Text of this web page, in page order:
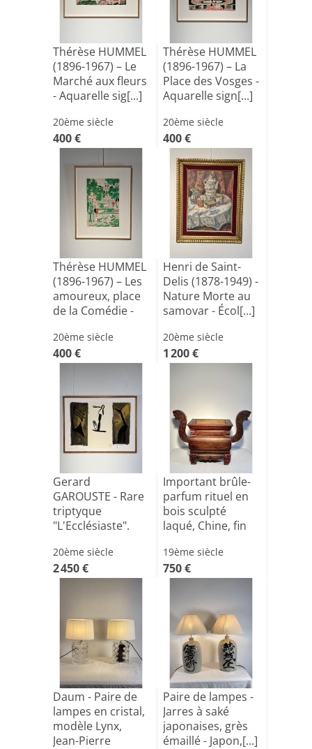
Thérèse HUMMEL
(1896-1967) – Le
Marché aux fleurs
- Aquarelle sig[...]
20ème siècle
400 €
Thérèse HUMMEL
(1896-1967) – La
Place des Vosges -
Aquarelle sign[...]
20ème siècle
400 €
Thérèse HUMMEL
(1896-1967) – Les
amoureux, place
de la Comédie -
20ème siècle
400 €
Henri de Saint-
Delis (1878-1949) -
Nature Morte au
samovar - Écol[...]
20ème siècle
1 200 €
Gerard
GAROUSTE - Rare
triptyque
"L'Ecclésiaste".
20ème siècle
2 450 €
Important brûle-
parfum rituel en
bois sculpté
laqué, Chine, fin
19ème siècle
750 €
Daum - Paire de
lampes en cristal,
modèle Lynx,
Jean-Pierre
Paire de lampes -
Jarres à saké
japonaises, grès
émaillé - Japon,[...]